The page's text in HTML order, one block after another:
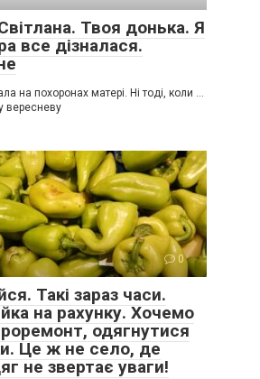
Твоя донька. Я
все дізналася.
на похоронах матері. Ні тоді, коли …
вересневу
0
Такі зараз часи.
на рахунку. Хочемо
одягнутися
Це ж не село, де
не звертає уваги!